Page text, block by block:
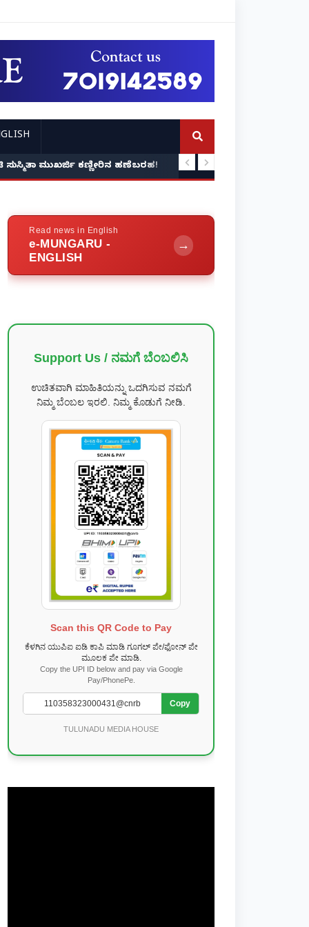
ಸುಸ್ಮಿತಾ ಮುಖರ್ಜಿ ಕಣ್ಣೀರಿನ ಹಣೆಬರಹ!
Read news in English
e-MUNGARU -
ENGLISH
→
Support Us / ನಮಗೆ ಬೆಂಬಲಿಸಿ
ಉಚಿತವಾಗಿ ಮಾಹಿತಿಯನ್ನು ಒದಗಿಸುವ ನಮಗೆ
ನಿಮ್ಮ ಬೆಂಬಲ ಇರಲಿ. ನಿಮ್ಮ ಕೊಡುಗೆ ನೀಡಿ.
Scan this QR Code to Pay
ಕೆಳಗಿನ ಯುಪಿಐ ಐಡಿ ಕಾಪಿ ಮಾಡಿ ಗೂಗಲ್ ಪೇ/ಫೋನ್ ಪೇ
ಮೂಲಕ ಪೇ ಮಾಡಿ.
Copy the UPI ID below and pay via Google
Pay/PhonePe.
Copy
TULUNADU MEDIA HOUSE